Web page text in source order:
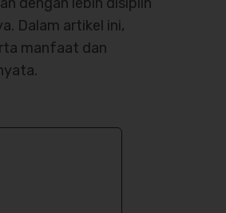
Dalam artikel ini,
manfaat dan